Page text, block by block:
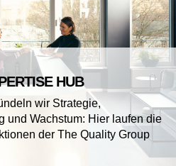
HUB
wir Strategie,
und Wachstum: Hier laufen die
der The Quality Group